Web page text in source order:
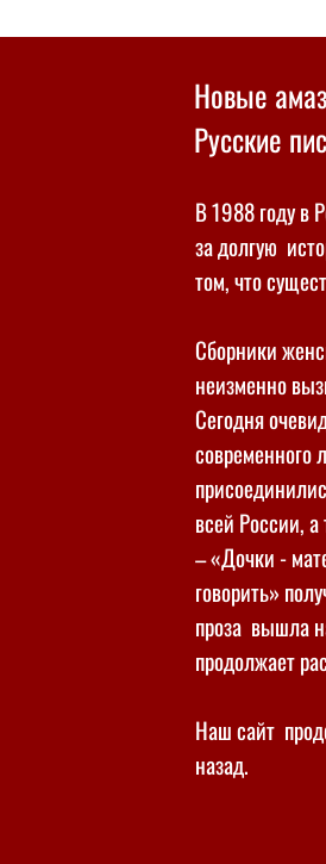
Новые
Русские
В 1988 году в
за долгую
том, что
Сборники
неизменно
Сегодня
современного
всей России,
– «Дочки -
говорить»
проза вышла
продолжает
Наш сайт
назад.